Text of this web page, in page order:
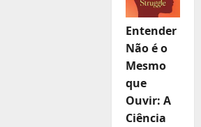
Entender
Não é o
Mesmo
que
Ouvir: A
Ciência